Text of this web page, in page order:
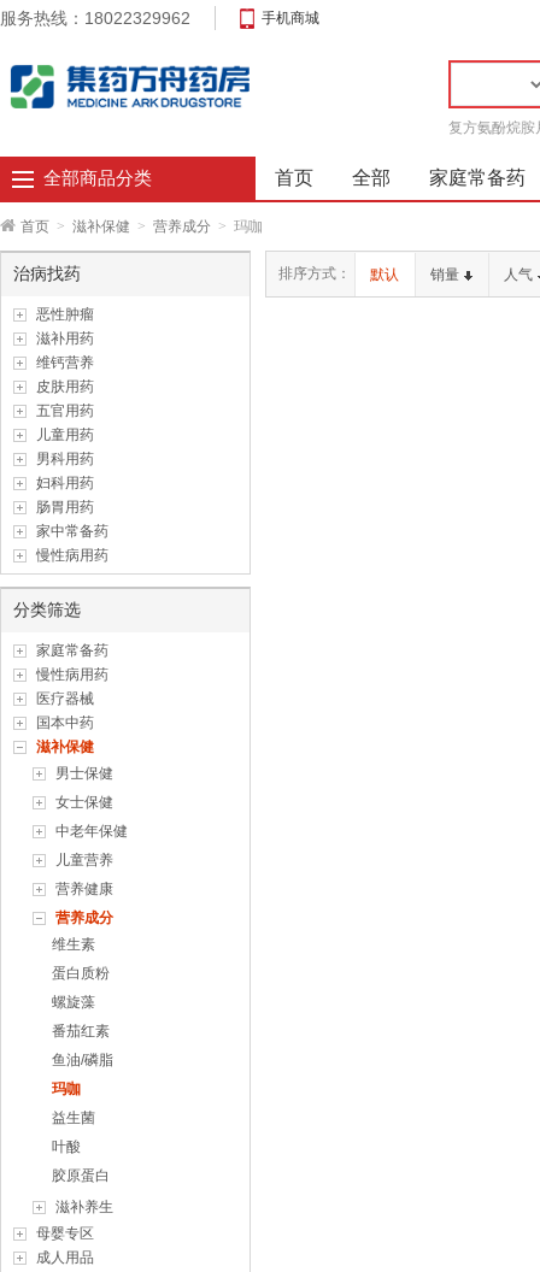
服务热线：18022329962 手机商城
复方氨酚烷胺
全部商品分类 首页 全部 家庭常备药
首页 > 滋补保健 > 营养成分 > 玛咖
治病找药
恶性肿瘤
滋补用药
维钙营养
皮肤用药
五官用药
儿童用药
男科用药
妇科用药
肠胃用药
家中常备药
慢性病用药
分类筛选
家庭常备药
慢性病用药
医疗器械
国本中药
滋补保健
男士保健
女士保健
中老年保健
儿童营养
营养健康
营养成分
维生素
蛋白质粉
螺旋藻
番茄红素
鱼油/磷脂
玛咖
益生菌
叶酸
胶原蛋白
滋补养生
母婴专区
成人用品
排序方式： 默认 销量 人气